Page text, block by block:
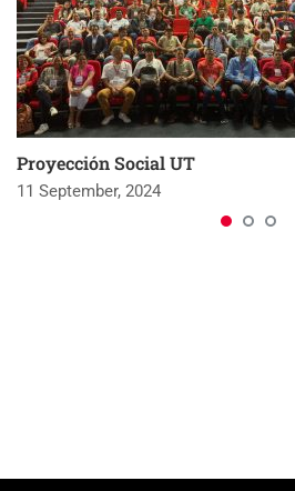
Proyección Social UT
11 September, 2024